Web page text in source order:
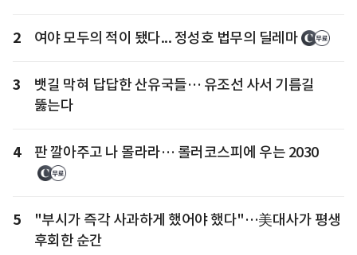
2 여야 모두의 적이 됐다... 정성호 법무의 딜레마
3
뱃길 막혀 답답한 산유국들… 유조선 사서 기름길
뚫는다
4 판 깔아주고 나 몰라라… 롤러코스피에 우는 2030
5
"부시가 즉각 사과하게 했어야 했다"…美대사가 평생
후회한 순간